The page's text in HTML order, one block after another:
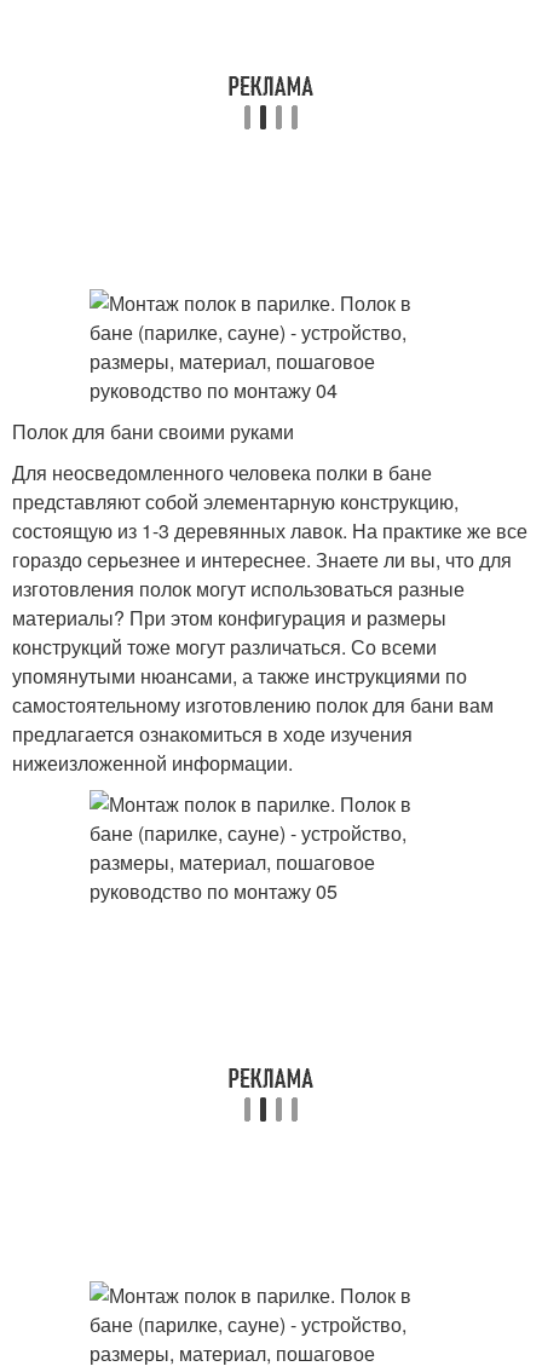
Полок для бани своими руками
Для неосведомленного человека полки в бане
представляют собой элементарную конструкцию,
состоящую из 1-3 деревянных лавок. На практике же все
гораздо серьезнее и интереснее. Знаете ли вы, что для
изготовления полок могут использоваться разные
материалы? При этом конфигурация и размеры
конструкций тоже могут различаться. Со всеми
упомянутыми нюансами, а также инструкциями по
самостоятельному изготовлению полок для бани вам
предлагается ознакомиться в ходе изучения
нижеизложенной информации.